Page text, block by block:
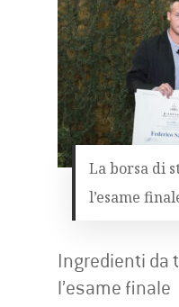
La borsa di
l’esame
Ingredienti da
l’esame finale